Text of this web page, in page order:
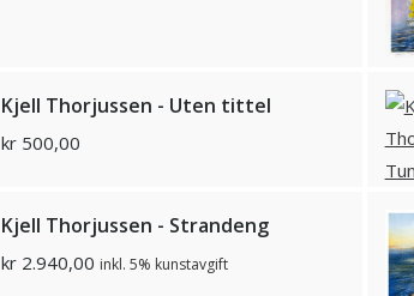
Kjell Thorjussen - Uten tittel
kr 500,00
Kjell Thorjussen - Strandeng
kr 2.940,00 inkl. 5% kunstavgift